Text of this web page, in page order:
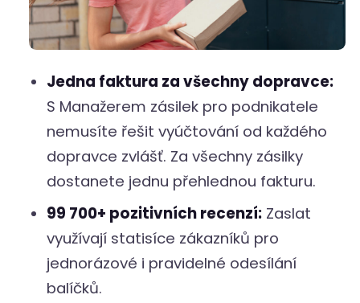
Jedna faktura za všechny dopravce:
S Manažerem zásilek pro podnikatele
nemusíte řešit vyúčtování od každého
dopravce zvlášť. Za všechny zásilky
dostanete jednu přehlednou fakturu.
99 700+ pozitivních recenzí: Zaslat
využívají statisíce zákazníků pro
jednorázové i pravidelné odesílání
balíčků.